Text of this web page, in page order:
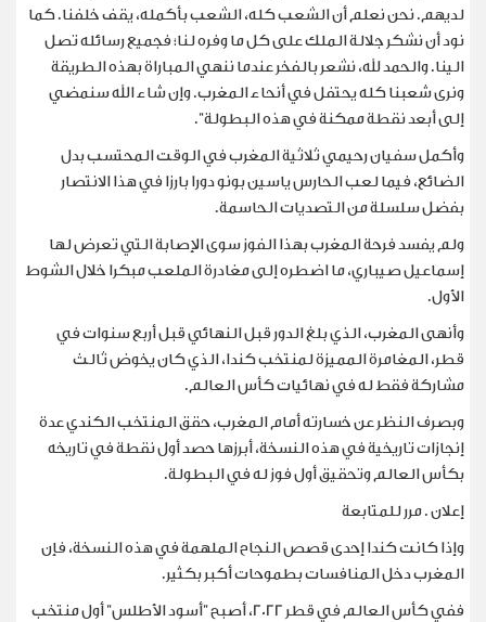
لديهم. نحن نعلم أن الشعب كله، الشعب بأكمله، يقف خلفنا. كما
نود أن نشكر جلالة الملك على كل ما وفره لنا؛ فجميع رسائله تصل
الينا. والحمد لله، نشعر بالفخر عندما ننهي المباراة بهذه الطريقة
ونرى شعبنا كله يحتفل في أنحاء المغرب. وإن شاء الله سنمضي
إلى أبعد نقطة ممكنة في هذه البطولة".
وأكمل سفيان رحيمي ثلاثية المغرب في الوقت المحتسب بدل
الضائع، فيما لعب الحارس ياسين بونو دورا بارزا في هذا الانتصار
بفضل سلسلة من التصديات الحاسمة.
ولم يفسد فرحة المغرب بهذا الفوز سوى الإصابة التي تعرض لها
إسماعيل صيباري، ما اضطره إلى ⁠مغادرة الملعب مبكرا خلال الشوط
الأول.
وأنهى المغرب، الذي بلغ الدور قبل النهائي قبل أربع سنوات في
قطر، المغامرة المميزة لمنتخب كندا، الذي كان يخوض ثالث
مشاركة فقط له في نهائيات كأس العالم.
وبصرف النظر عن خسارته أمام المغرب، حقق المنتخب الكندي عدة
إنجازات تاريخية في هذه النسخة، أبرزها حصد أول نقطة في تاريخه
بكأس العالم وتحقيق أول فوز له في البطولة.
إعلان . مرر للمتابعة
وإذا كانت كندا إحدى قصص النجاح الملهمة في هذه النسخة، فإن
المغرب دخل المنافسات بطموحات أكبر بكثير.
ففي كأس العالم في قطر 2022، أصبح "أسود الأطلس" أول منتخب